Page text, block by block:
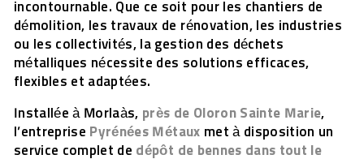
incontournable. Que ce soit pour les chantiers de
démolition, les travaux de rénovation, les industries
ou les collectivités, la gestion des déchets
métalliques nécessite des solutions efficaces,
flexibles et adaptées.
Installée à Morlaàs, près de Oloron Sainte Marie,
l’entreprise Pyrénées Métaux met à disposition un
service complet de dépôt de bennes dans tout le